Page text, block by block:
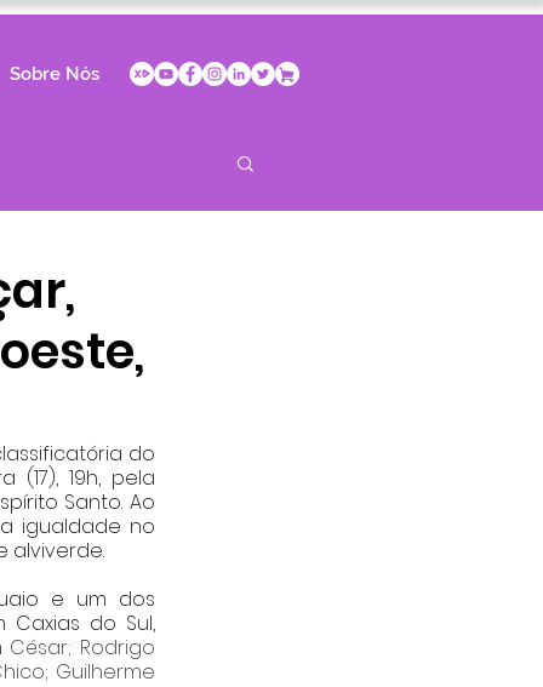
Sobre Nós
do
19h, pela
Santo. Ao
igualdade no
alviverde.
e um dos
do Sul,
César; Rodrigo
Guilherme